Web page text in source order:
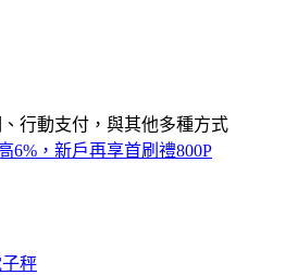
行動支付，與其他多種方式
6%，新戶再享首刷禮800P
秤